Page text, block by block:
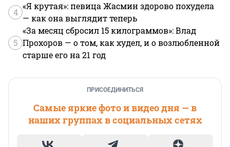
4
«Я крутая»: певица Жасмин здорово похудела
— как она выглядит теперь
5
«За месяц сбросил 15 килограммов»: Влад
Прохоров — о том, как худел, и о возлюбленной
старше его на 21 год
ПРИСОЕДИНИТЬСЯ
Самые яркие фото и видео дня — в
наших группах в социальных сетях